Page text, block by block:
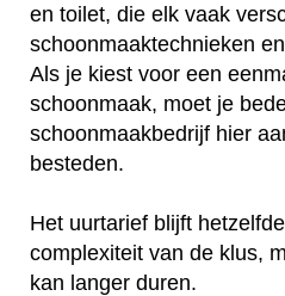
en toilet, die elk vaak
schoonmaaktechnieken
Als je kiest voor een
schoonmaak, moet je
schoonmaakbedrijf hier
besteden.
Het uurtarief blijft
complexiteit van de klus,
kan langer duren.